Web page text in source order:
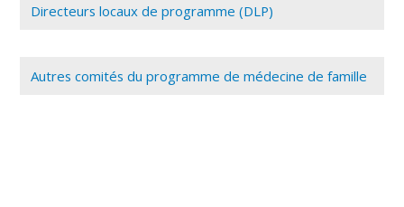
Directeurs locaux de programme (DLP)
Autres comités du programme de médecine de famille